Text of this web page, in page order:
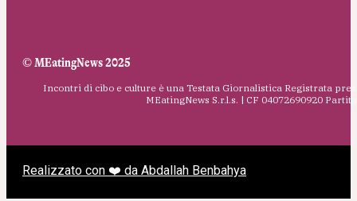
© MEatingNews 2025
Incontri di cibo e culture è una Testata Giornalistica Registrata
MEatingNews S.r.l.s. | CF 04072690920
Realizzato con ❤️ da Abdallah Benbahya